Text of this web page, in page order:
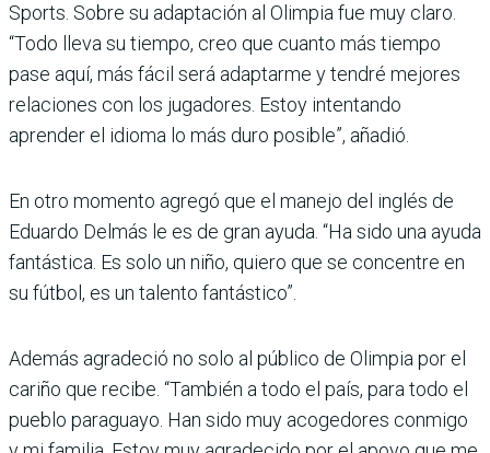
Sports. Sobre su adaptación al Olimpia fue muy claro.
“Todo lleva su tiempo, creo que cuanto más tiempo
pase aquí, más fácil será adaptarme y ten­dré mejores
relaciones con los jugadores. Estoy inten­tando
aprender el idioma lo más duro posible”, añadió.
En otro momento agregó que el manejo del inglés de
Eduardo Delmás le es de gran ayuda. “Ha sido una ayuda
fantástica. Es solo un niño, quiero que se con­centre en
su fútbol, es un talento fantástico”.
Además agradeció no solo al público de Olimpia por el
cariño que recibe. “También a todo el país, para todo el
pueblo paraguayo. Han sido muy acogedores conmigo